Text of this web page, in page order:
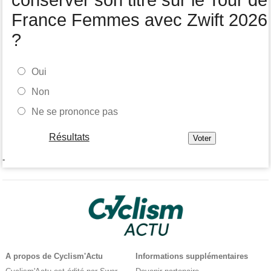
France Femmes avec Zwift 2026
?
Oui
Non
Ne se prononce pas
Résultats
-
A propos de Cyclism'Actu
Informations supplémentaires